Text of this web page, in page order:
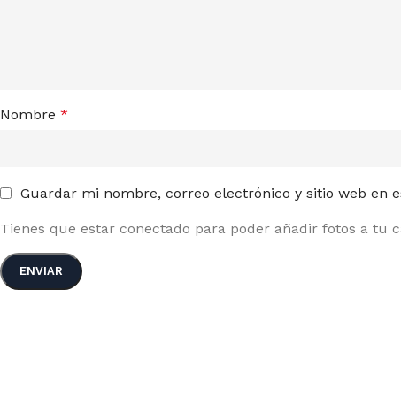
Nombre *
Guardar mi nombre, correo electrónico y sitio web en
Tienes que estar conectado para poder añadir fotos a tu